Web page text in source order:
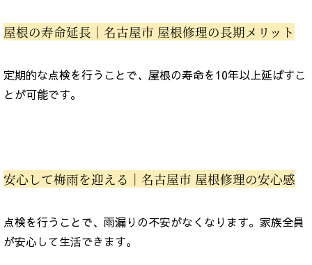
屋根の寿命延長｜名古屋市 屋根修理の長期メリット
定期的な点検を行うことで、屋根の寿命を10年以上延ばすこ
とが可能です。
安心して梅雨を迎える｜名古屋市 屋根修理の安心感
点検を行うことで、雨漏りの不安がなくなります。家族全員
が安心して生活できます。